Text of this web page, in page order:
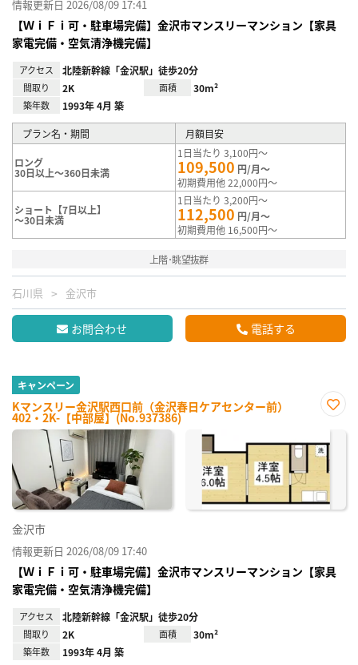
情報更新日 2026/08/09 17:41
【ＷｉＦｉ可・駐車場完備】金沢市マンスリーマンション【家具
家電完備・空気清浄機完備】
アクセス 北陸新幹線「金沢駅」徒歩20分
間取り 2K 面積 30m²
築年数 1993年 4月 築
プラン名・期間 月額目安
ロング
30日以上～360日未満
1日当たり 3,100円～
109,500 円/月～
初期費用他 22,000円～
ショート【7日以上】
～30日未満
1日当たり 3,200円～
112,500 円/月～
初期費用他 16,500円～
上階･眺望抜群
石川県 金沢市
お問合わせ 電話する
キャンペーン
Kマンスリー金沢駅西口前（金沢春日ケアセンター前）
402・2K-【中部屋】(No.937386)
に入
り登
録
金沢市
情報更新日 2026/08/09 17:40
【ＷｉＦｉ可・駐車場完備】金沢市マンスリーマンション【家具
家電完備・空気清浄機完備】
アクセス 北陸新幹線「金沢駅」徒歩20分
間取り 2K 面積 30m²
築年数 1993年 4月 築